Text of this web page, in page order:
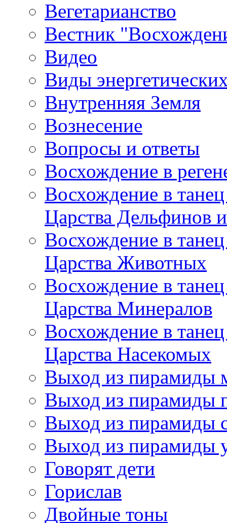
Вегетарианство
Вестник
Видео
Виды
Внутренняя Земля
Вознесение
Вопросы и ответы
Восхождение в
Восхождение в
Царства Дельфинов
Восхождение в
Царства Животных
Восхождение в
Царства Минералов
Восхождение в
Царства Насекомых
Выход из пирамиды
Выход из пирамиды
Выход из пирамиды
Выход из пирамиды
Говорят дети
Горислав
Двойные тоны